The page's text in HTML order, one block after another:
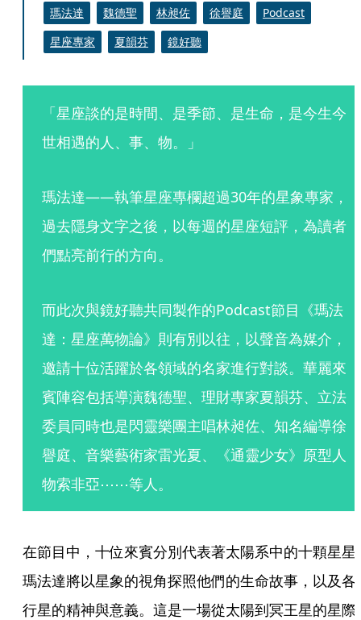
瑪法達 魏德聖 林昶佐 徐譽庭
Podcast
星座專家
夏韻芬 鏡好聽
「星座談的是時間、是季節、是生命，是今生今
世相遇的人、事、物。」
瑪法達——執筆星座專欄超過30年的星象專家，
過去隱身文字之後，以每週的星座短評，為讀者
們點亮前行的方向。
而此次與鏡好聽共同製作的Podcast節目《瑪法
達：星座萬物論》則有別以往，以聲音為媒介，
邀請十位活躍於各領域的名家進行對談。華麗來
賓陣容包括導演魏德聖、理財專家夏韻芬、立法
委員同時也是閃靈樂團主唱林昶佐、知名編導徐
譽庭、音樂藝術家雷光夏、《通靈少女》原型人
物索非亞⋯⋯等人。
在節目中，十位來賓分別代表著太陽系中的十顆星星
瑪法達將以星象的視角探照他們的生命故事，以及各
行星的精神與意義。這是一場從太陽到冥王星的星際